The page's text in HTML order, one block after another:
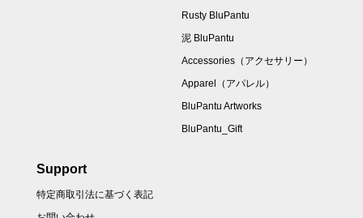
Rusty BluPantu
泥 BluPantu
Accessories（アクセサリー）
Apparel（アパレル）
BluPantu Artworks
BluPantu_Gift
Support
特定商取引法に基づく表記